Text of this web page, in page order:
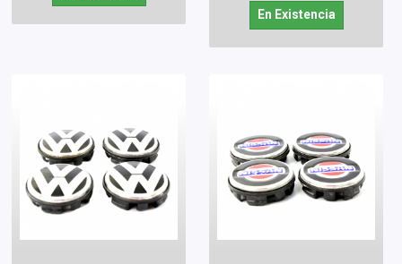
En Existencia